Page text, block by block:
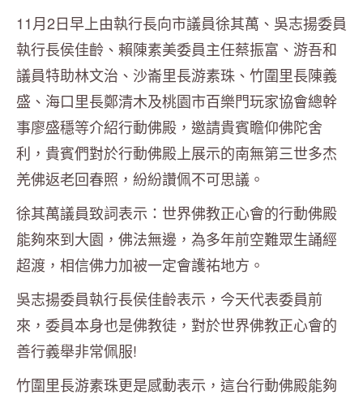
11月2日早上由執行長向市議員徐其萬、吳志揚委員
執行長侯佳齡、賴陳素美委員主任蔡振富、游吾和
議員特助林文治、沙崙里長游素珠、竹圍里長陳義
盛、海口里長鄭清木及桃園市百樂門玩家協會總幹
事廖盛穩等介紹行動佛殿，邀請貴賓瞻仰佛陀舍
利，貴賓們對於行動佛殿上展示的南無第三世多杰
羌佛返老回春照，紛紛讚佩不可思議。
徐其萬議員致詞表示：世界佛教正心會的行動佛殿
能夠來到大園，佛法無邊，為多年前空難眾生誦經
超渡，相信佛力加被一定會護祐地方。
吳志揚委員執行長侯佳齡表示，今天代表委員前
來，委員本身也是佛教徒，對於世界佛教正心會的
善行義舉非常佩服!
竹圍里長游素珠更是感動表示，這台行動佛殿能夠